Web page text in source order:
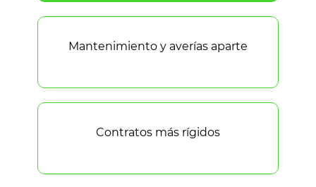
Mantenimiento y averías aparte
Contratos más rígidos